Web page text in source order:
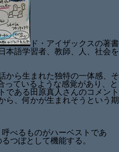
ド・アイザックスの著書
本語学習者、教師、人、社会を
から生まれた独特の一体感、そ
っているような感覚があり、と
である田原真人さんのコメント
ら、何かが生まれそうという期
呼べるものがハーベストであ
つぼとして機能する。